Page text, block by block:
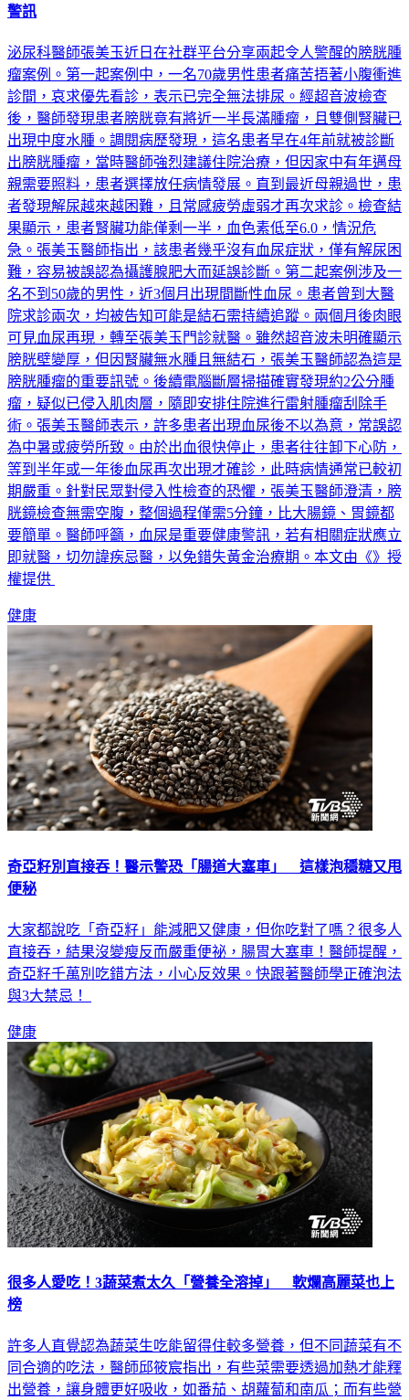
警訊
泌尿科醫師張美玉近日在社群平台分享兩起令人警醒的膀胱腫
瘤案例。第一起案例中，一名70歲男性患者痛苦捂著小腹衝進
診間，哀求優先看診，表示已完全無法排尿。經超音波檢查
後，醫師發現患者膀胱竟有將近一半長滿腫瘤，且雙側腎臟已
出現中度水腫。調閱病歷發現，這名患者早在4年前就被診斷
出膀胱腫瘤，當時醫師強烈建議住院治療，但因家中有年邁母
親需要照料，患者選擇放任病情發展。直到最近母親過世，患
者發現解尿越來越困難，且常感疲勞虛弱才再次求診。檢查結
果顯示，患者腎臟功能僅剩一半，血色素低至6.0，情況危
急。張美玉醫師指出，該患者幾乎沒有血尿症狀，僅有解尿困
難，容易被誤認為攝護腺肥大而延誤診斷。第二起案例涉及一
名不到50歲的男性，近3個月出現間斷性血尿。患者曾到大醫
院求診兩次，均被告知可能是結石需持續追蹤。兩個月後肉眼
可見血尿再現，轉至張美玉門診就醫。雖然超音波未明確顯示
膀胱壁變厚，但因腎臟無水腫且無結石，張美玉醫師認為這是
膀胱腫瘤的重要訊號。後續電腦斷層掃描確實發現約2公分腫
瘤，疑似已侵入肌肉層，隨即安排住院進行雷射腫瘤刮除手
術。張美玉醫師表示，許多患者出現血尿後不以為意，常誤認
為中暑或疲勞所致。由於出血很快停止，患者往往卸下心防，
等到半年或一年後血尿再次出現才確診，此時病情通常已較初
期嚴重。針對民眾對侵入性檢查的恐懼，張美玉醫師澄清，膀
胱鏡檢查無需空腹，整個過程僅需5分鐘，比大腸鏡、胃鏡都
要簡單。醫師呼籲，血尿是重要健康警訊，若有相關症狀應立
即就醫，切勿諱疾忌醫，以免錯失黃金治療期。本文由《》授
權提供
健康
奇亞籽別直接吞！醫示警恐「腸道大塞車」 這樣泡穩糖又甩
便秘
大家都說吃「奇亞籽」能減肥又健康，但你吃對了嗎？很多人
直接吞，結果沒變瘦反而嚴重便祕，腸胃大塞車！醫師提醒，
奇亞籽千萬別吃錯方法，小心反效果。快跟著醫師學正確泡法
與3大禁忌！
健康
很多人愛吃！3蔬菜煮太久「營養全溶掉」 軟爛高麗菜也上
榜
許多人直覺認為蔬菜生吃能留得住較多營養，但不同蔬菜有不
同合適的吃法，醫師邱筱宸指出，有些菜需要透過加熱才能釋
出營養，讓身體更好吸收，如番茄、胡蘿蔔和南瓜；而有些營